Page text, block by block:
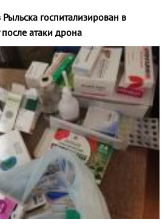
госпитализирован в
атаки дрона